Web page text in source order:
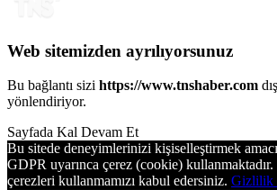
Web sitemizden ayrılıyorsunuz
Bu bağlantı sizi https://www.tnshaber.com
yönlendiriyor.
Sayfada Kal Devam Et
Bu sitede deneyimlerinizi kişiselleştirmek
GDPR uyarınca çerez (cookie)
çerezleri kullanmamızı kabul edersiniz. Gizlilik